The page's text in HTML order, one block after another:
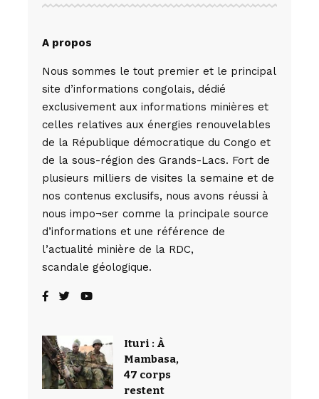
A propos
Nous sommes le tout premier et le principal
site d’informations congolais, dédié
exclusivement aux informations minières et
celles relatives aux énergies renouvelables
de la République démocratique du Congo et
de la sous-région des Grands-Lacs. Fort de
plusieurs milliers de visites la semaine et de
nos contenus exclusifs, nous avons réussi à
nous impo¬ser comme la principale source
d’informations et une référence de
l’actualité minière de la RDC,
scandale géologique.
Ituri : À
Mambasa,
47 corps
restent